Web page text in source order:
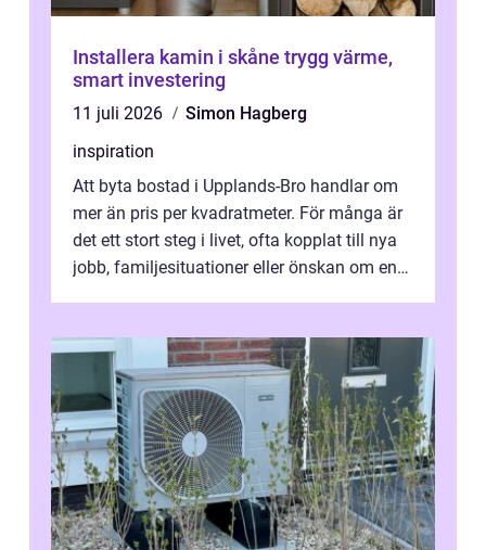
Installera kamin i skåne trygg värme,
smart investering
11 juli 2026
Simon Hagberg
inspiration
Att byta bostad i Upplands-Bro handlar om
mer än pris per kvadratmeter. För många är
det ett stort steg i livet, ofta kopplat till nya
jobb, familjesituationer eller önskan om en